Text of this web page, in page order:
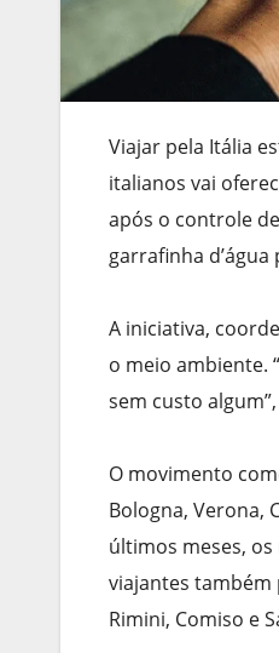
Viajar pela Itália
italianos vai
após o controle
garrafinha
A iniciativa,
o meio ambiente.
sem custo
O movimento
Bologna, Verona,
últimos meses,
viajantes também
Rimini, Comiso e